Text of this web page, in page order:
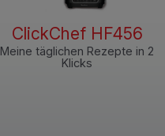
ClickChef HF456
Meine täglichen Rezepte in 2
Klicks